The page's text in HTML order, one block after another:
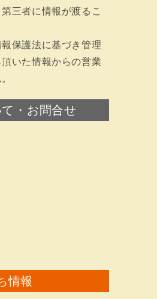
三者に情報が渡るこ
保護法に基づき管理
いた情報からの営業
・お問合せ
情報